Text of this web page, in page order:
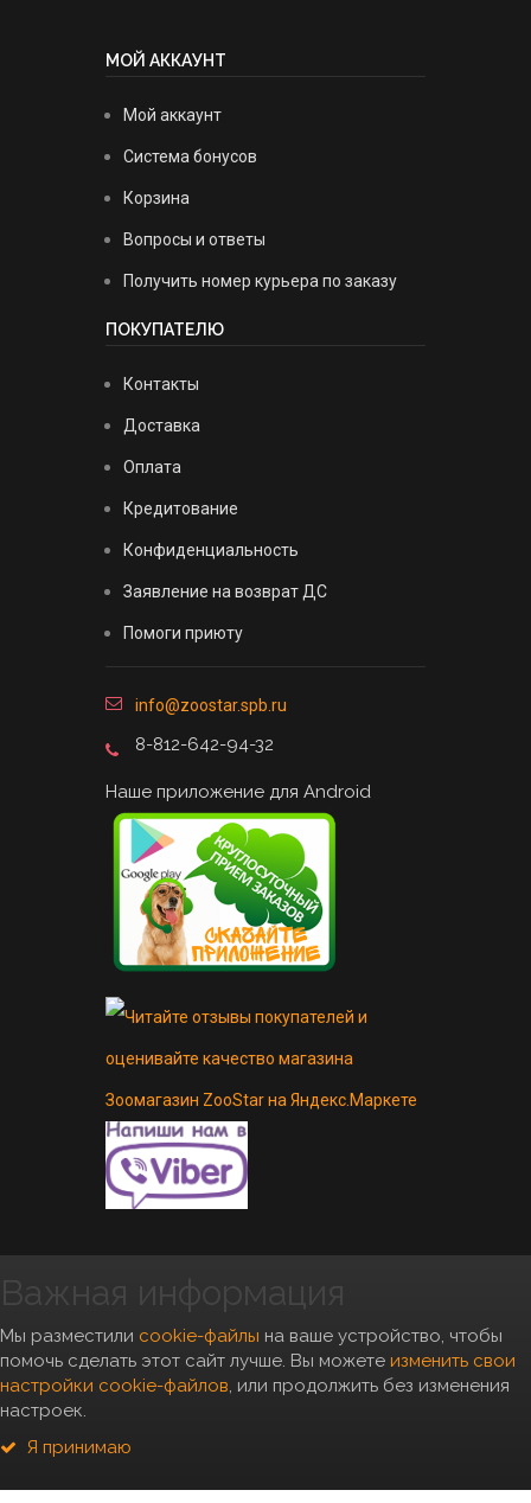
МОЙ АККАУНТ
Мой аккаунт
Система бонусов
Корзина
Вопросы и ответы
Получить номер курьера по заказу
ПОКУПАТЕЛЮ
Контакты
Доставка
Оплата
Кредитование
Конфиденциальность
Заявление на возврат ДС
Помоги приюту
info@zoostar.spb.ru
8-812-642-94-32
Наше приложение для Android
Copyright 2010- 2026, "Zoostar"
Важная информация
Мы разместили cookie-файлы на ваше устройство, чтобы
помочь сделать этот сайт лучше. Вы можете изменить свои
настройки cookie-файлов, или продолжить без изменения
настроек.
Я принимаю